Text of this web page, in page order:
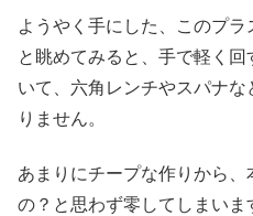
ようやく手にした、このプ
と眺めてみると、手で軽く
いて、六角レンチやスパナ
りません。
あまりにチープな作りから
の？と思わず零してしまい